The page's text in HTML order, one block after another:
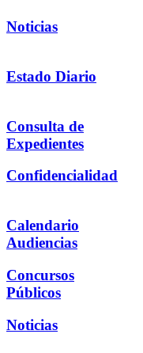
Noticias
Estado Diario
Consulta de
Expedientes
Confidencialidad
Calendario
Audiencias
Concursos
Públicos
Noticias